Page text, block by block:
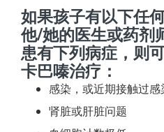
如果孩子有以下任
他/她的医生或药剂
患有下列病症，则
卡巴嗪治疗：
感染，或近期接触过感
肾脏或肝脏问题